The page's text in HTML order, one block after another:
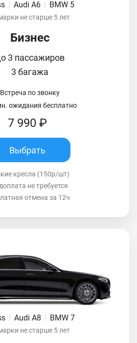
| Audi A6 | BMW 5
не старше 5 лет
Бизнес
3 пассажиров
3 багажа
Встреча по звонку
ожидания бесплатно
7 990 ₽
Выбрать
кресла (150р/шт)
не требуется
отмена за 12ч
| Audi A8 | BMW 7
не старше 5 лет